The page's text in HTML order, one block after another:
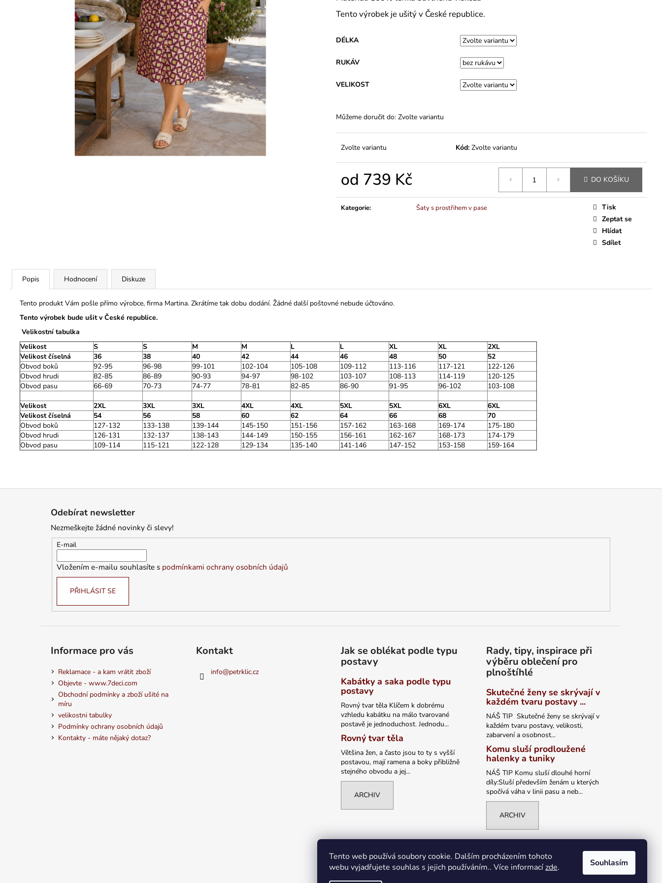
Tento web používá soubory cookie. Dalším procházením tohoto
webu vyjadřujete souhlas s jejich používáním.. Více informacízde. Souhlasím
Tento výrobek je ušitý v České republice.
DÉLKA
RUKÁV
VELIKOST
Můžeme doručit do: Zvolte variantu
Zvolte variantu Kód: Zvolte variantu
od 739 Kč DO KOŠÍKU
Kategorie: Šaty s prostřihem v pase
Tisk
Zeptat se
Hlídat
Sdílet
Popis Hodnocení Diskuze
Tento produkt Vám pošle přímo výrobce, firma Martina. Zkrátíme tak dobu dodání. Žádné další poštovné nebude účtováno.
Tento výrobek bude ušit v České republice.
Velikostní tabulka
Velikost
S S M M L L XL XL
2XL
Velikost číselná
36 38 40 42 44 46 48 50
52
Obvod boků
92-95 96-98 99-101 102-104 105-108 109-112 113-116 117-121
122-126
Obvod hrudi
82-85 86-89 90-93 94-97 98-102 103-107 108-113 114-119
120-125
Obvod pasu
66-69 70-73 74-77 78-81 82-85 86-90 91-95 96-102 103-108
Velikost 2XL 3XL 3XL 4XL 4XL 5XL 5XL 6XL
6XL
Velikost číselná
54 56 58 60 62 64 66 68
70
Obvod boků
127-132 133-138 139-144 145-150 151-156 157-162 163-168 169-174
175-180
Obvod hrudi
126-131 132-137 138-143 144-149 150-155 156-161 162-167 168-173
174-179
Obvod pasu
109-114 115-121 122-128 129-134 135-140 141-146 147-152 153-158 159-164
1 290 Kč
1 200 Kč
839 Kč
Odebírat newsletter
Nezmeškejte žádné novinky či slevy!
E-mail
Vložením e-mailu souhlasíte s podmínkami ochrany osobních údajů
PŘIHLÁSIT SE
Informace pro vás
Reklamace - a kam vrátit zboží
Objevte - www.7deci.com
Obchodní podmínky a zboží ušité na
míru
velikostni tabulky
Podmínky ochrany osobních údajů
Kontakty - máte nějaký dotaz?
Kontakt
info@petrklic.cz
Jak se oblékat podle typu
postavy
Kabátky a saka podle typu
postavy
Rovný tvar těla Klíčem k dobrému
vzhledu kabátku na málo tvarované
postavě je jednoduchost. Jednodu...
Rovný tvar těla
Většina žen, a často jsou to ty s vyšší
postavou, mají ramena a boky přibližně
stejného obvodu a jej...
ARCHIV
Rady, tipy, inspirace při
výběru oblečení pro
plnoštíhlé
Skutečné ženy se skrývají v
každém tvaru postavy ...
NÁŠ TIP Skutečné ženy se skrývají v
každém tvaru postavy, velikosti,
zabarvení a osobnost...
Komu sluší prodloužené
halenky a tuniky
NÁŠ TIP Komu sluší dlouhé horní
díly:Sluší především ženám u kterých
spočívá váha v linii pasu a neb...
ARCHIV